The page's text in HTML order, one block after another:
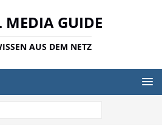
MEDIA GUIDE
AUS DEM NETZ